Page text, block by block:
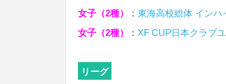
女子（2種）
： 東海高校総体 インハ
女子（2種）
： XF CUP日本クラブ
リーグ